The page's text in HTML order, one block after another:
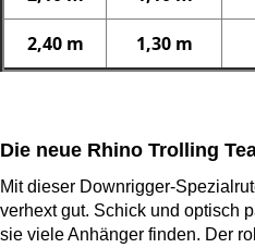
2,40 m 1,30 m
Die neue Rhino Trolling
Mit dieser Downrigger-
verhext gut. Schick und optisch
sie viele Anhänger finden. Der